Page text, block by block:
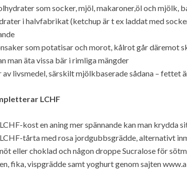
som socker, mjöl, makaroner,öl och mjölk,
i halvfabrikat (ketchup är t ex laddat med
som potatisar och morot, kålrot går däremot
man äta vissa bär i rimliga mängder
livsmedel, särskilt mjölkbaserade sådana – fettet
LCHF
kost en aning mer spännande kan man krydda
tårta med rosa jordgubbsgrädde, alternativt
eller choklad och någon droppe Sucralose för
fika, vispgrädde samt yoghurt genom sajten